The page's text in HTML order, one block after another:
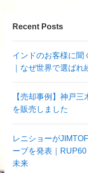
Recent Posts
インドのお客様に聞
｜なぜ世界で選ばれ
【売却事例】神戸
を販売しました
レニショーが
ーブを発表｜
未来